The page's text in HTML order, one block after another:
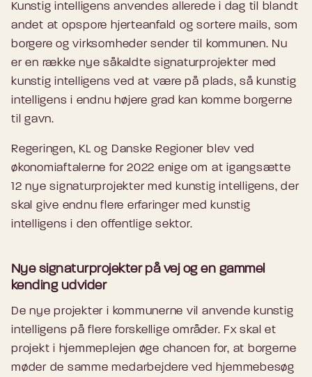
Kunstig intelligens anvendes allerede i dag til blandt
andet at opspore hjerteanfald og sortere mails, som
borgere og virksomheder sender til kommunen. Nu
er en række nye såkaldte signaturprojekter med
kunstig intelligens ved at være på plads, så kunstig
intelligens i endnu højere grad kan komme borgerne
til gavn.
Regeringen, KL og Danske Regioner blev ved
økonomiaftalerne for 2022 enige om at igangsætte
12 nye signaturprojekter med kunstig intelligens, der
skal give endnu flere erfaringer med kunstig
intelligens i den offentlige sektor.
Nye signaturprojekter på vej og en gammel
kending udvider
De nye projekter i kommunerne vil anvende kunstig
intelligens på flere forskellige områder. Fx skal et
projekt i hjemmeplejen øge chancen for, at borgerne
møder de samme medarbejdere ved hjemmebesøg